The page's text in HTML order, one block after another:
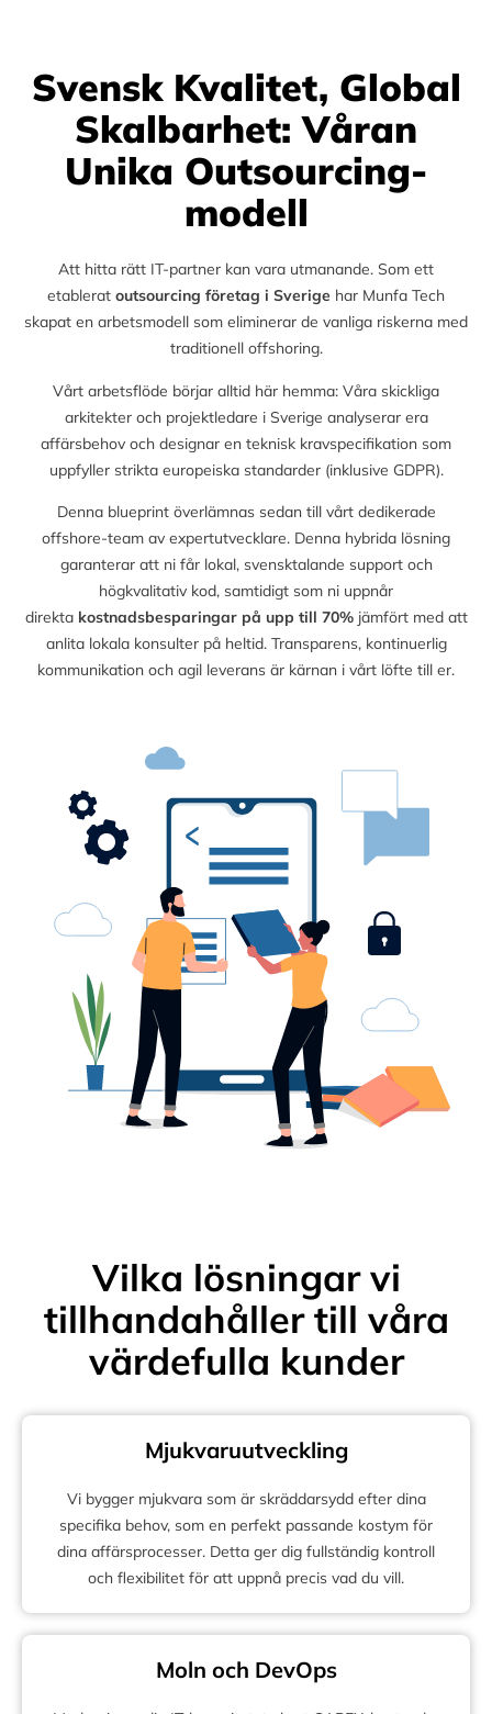
Svensk Kvalitet, Global
Skalbarhet: Våran
Unika Outsourcing-
modell
Att hitta rätt IT-partner kan vara utmanande. Som ett
etablerat outsourcing företag i Sverige har Munfa Tech
skapat en arbetsmodell som eliminerar de vanliga riskerna med
traditionell offshoring.
Vårt arbetsflöde börjar alltid här hemma: Våra skickliga
arkitekter och projektledare i Sverige analyserar era
affärsbehov och designar en teknisk kravspecifikation som
uppfyller strikta europeiska standarder (inklusive GDPR).
Denna blueprint överlämnas sedan till vårt dedikerade
offshore-team av expertutvecklare. Denna hybrida lösning
garanterar att ni får lokal, svensktalande support och
högkvalitativ kod, samtidigt som ni uppnår
direkta kostnadsbesparingar på upp till 70%jämfört med att
anlita lokala konsulter på heltid. Transparens, kontinuerlig
kommunikation och agil leverans är kärnan i vårt löfte till er.
Vilka lösningar vi
tillhandahåller till våra
värdefulla kunder
Mjukvaruutveckling
Vi bygger mjukvara som är skräddarsydd efter dina
specifika behov, som en perfekt passande kostym för
dina affärsprocesser. Detta ger dig fullständig kontroll
och flexibilitet för att uppnå precis vad du vill.
Moln och DevOps